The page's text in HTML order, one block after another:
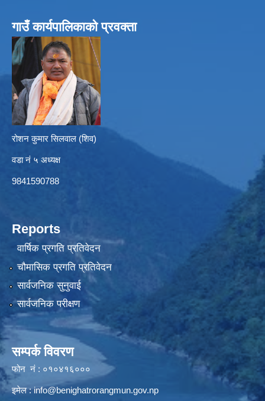
गाउँ कार्यपालिकाको प्रवक्ता
रोशन कुमार सिलवाल (शिव)
वडा नं ५ अध्यक्ष
9841590788
Reports
वार्षिक प्रगति प्रतिवेदन
चौमासिक प्रगति प्रतिवेदन
सार्वजनिक सुनुवाई
सार्वजनिक परीक्षण
सम्पर्क विवरण
फोन नं : ०१०४१६०००
इमेल :info@benighatrorangmun.gov.np